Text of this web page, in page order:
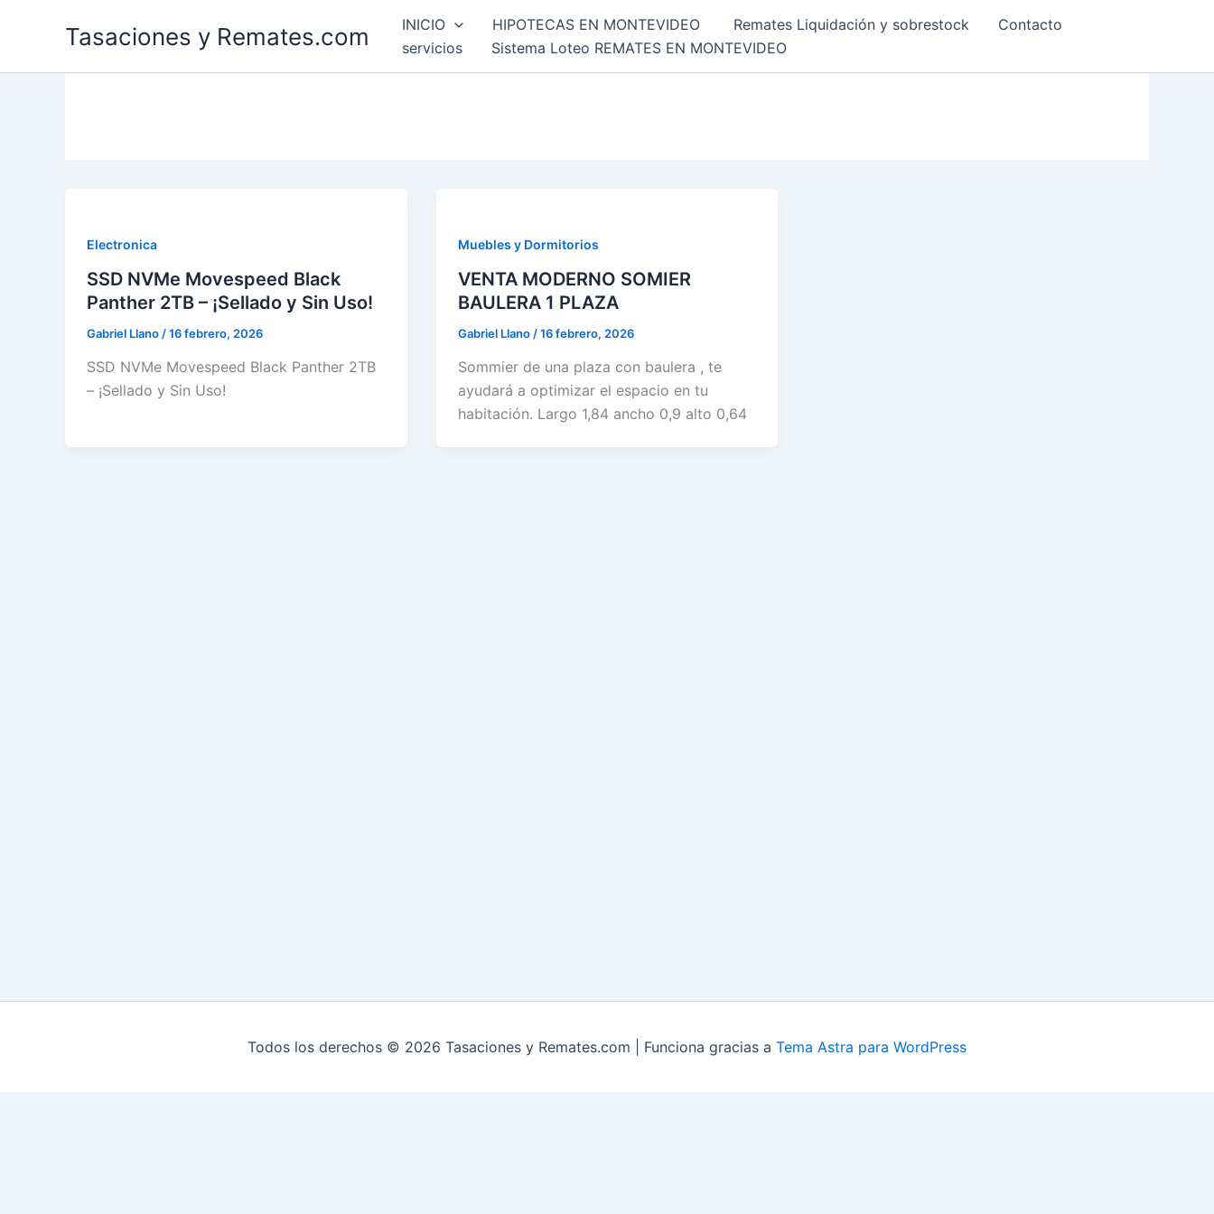
Tasaciones y Remates.com INICIO HIPOTECAS EN MONTEVIDEO Remates Liquidación y sobrestock
Contacto
servicios
Sistema Loteo REMATES EN MONTEVIDEO
Electronica
SSD NVMe Movespeed Black
Panther 2TB – ¡Sellado y Sin Uso!
Gabriel Llano /16 febrero, 2026
SSD NVMe Movespeed Black Panther 2TB
– ¡Sellado y Sin Uso!
Muebles y Dormitorios
VENTA MODERNO SOMIER
BAULERA 1 PLAZA
Gabriel Llano /16 febrero, 2026
Sommier de una plaza con baulera , te
ayudará a optimizar el espacio en tu
habitación. Largo 1,84 ancho 0,9 alto 0,64
Todos los derechos © 2026 Tasaciones y Remates.com | Funciona gracias a Tema Astra para WordPress